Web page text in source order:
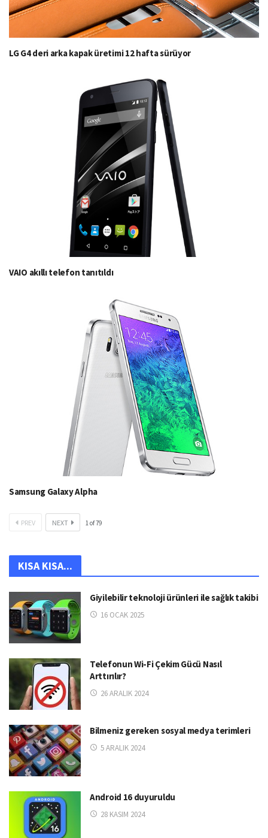
LG G4 deri arka kapak üretimi 12 hafta sürüyor
VAIO akıllı telefon tanıtıldı
Samsung Galaxy Alpha
PREV NEXT 1of79
KISA KISA...
Giyilebilir teknoloji ürünleri ile sağlık takibi
16 OCAK 2025
Telefonun Wi-Fi Çekim Gücü Nasıl
Arttırılır?
26 ARALIK 2024
Bilmeniz gereken sosyal medya terimleri
5 ARALIK 2024
Android 16 duyuruldu
28 KASIM 2024